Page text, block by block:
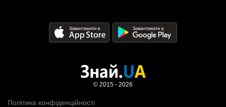
Політика конфіденційності
© 2015 - 2026